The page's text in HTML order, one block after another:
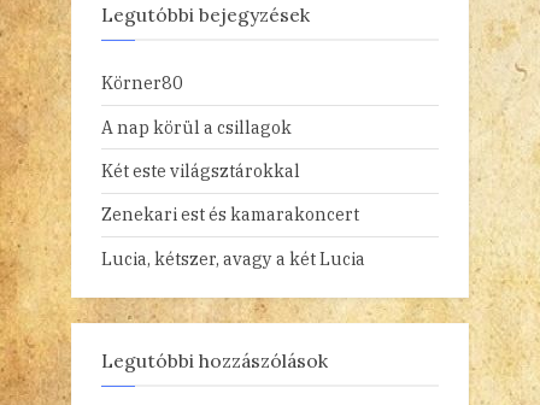
Legutóbbi bejegyzések
Körner80
A nap körül a csillagok
Két este világsztárokkal
Zenekari est és kamarakoncert
Lucia, kétszer, avagy a két Lucia
Legutóbbi hozzászólások